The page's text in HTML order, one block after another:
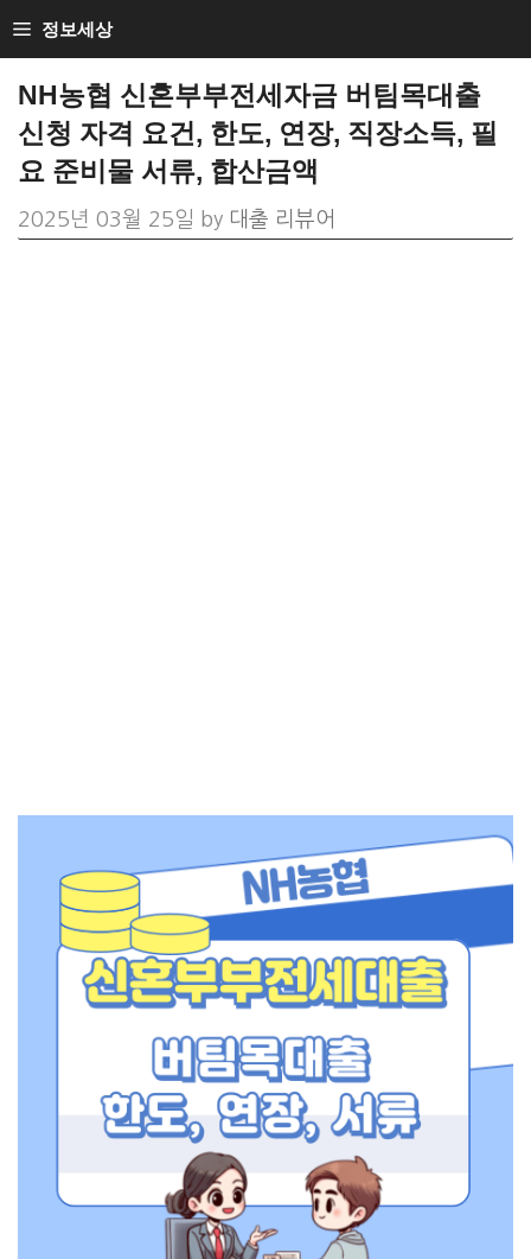
Skip
to
content
정보세상
NH농협 신혼부부전세자금 버팀목대출
신청 자격 요건, 한도, 연장, 직장소득, 필
요 준비물 서류, 합산금액
2025년 03월 25일 by 대출 리뷰어